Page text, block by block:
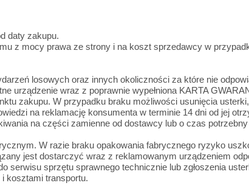
daty zakupu.
z mocy prawa ze strony i na koszt sprzedawcy w
losowych oraz innych okoliczności za które nie
urządzenie wraz z poprawnie wypełniona KARTA
zakupu. W przypadku braku możliwości usunięcia
na reklamację konsumenta w terminie 14 dni od jej
na części zamienne od dostawcy lub o czas
W razie braku opakowania fabrycznego ryzyko
jest dostarczyć wraz z reklamowanym urządzeniem
sprzętu sprawnego technicznie lub zgłoszenia
kosztami transportu.